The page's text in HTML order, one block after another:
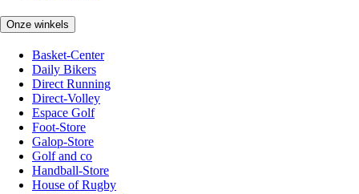
Onze winkels
Basket-Center
Daily Bikers
Direct Running
Direct-Volley
Espace Golf
Foot-Store
Galop-Store
Golf and co
Handball-Store
House of Rugby